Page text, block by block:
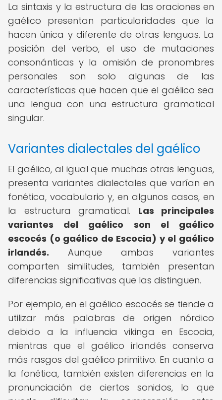
La sintaxis y la estructura de las oraciones en
gaélico presentan particularidades que la
hacen única y diferente de otras lenguas. La
posición del verbo, el uso de mutaciones
consonánticas y la omisión de pronombres
personales son solo algunas de las
características que hacen que el gaélico sea
una lengua con una estructura gramatical
singular.
Variantes dialectales del gaélico
El gaélico, al igual que muchas otras lenguas,
presenta variantes dialectales que varían en
fonética, vocabulario y, en algunos casos, en
la estructura gramatical. Las principales
variantes del gaélico son el gaélico
escocés (o gaélico de Escocia) y el gaélico
irlandés. Aunque ambas variantes
comparten similitudes, también presentan
diferencias significativas que las distinguen.
Por ejemplo, en el gaélico escocés se tiende a
utilizar más palabras de origen nórdico
debido a la influencia vikinga en Escocia,
mientras que el gaélico irlandés conserva
más rasgos del gaélico primitivo. En cuanto a
la fonética, también existen diferencias en la
pronunciación de ciertos sonidos, lo que